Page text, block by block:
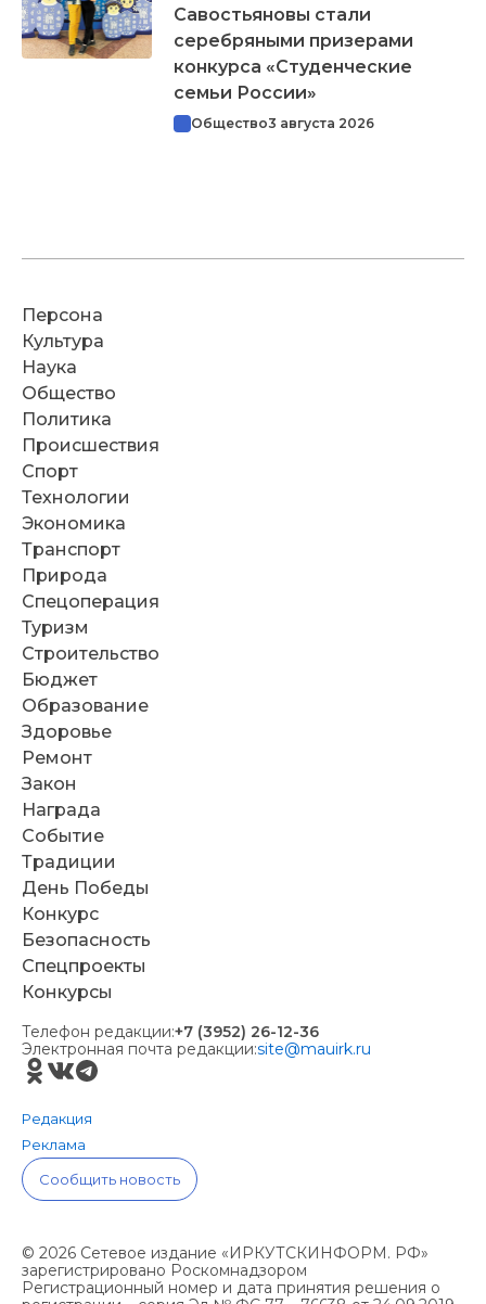
Савостьяновы стали
серебряными призерами
конкурса «Студенческие
семьи России»
Общество3 августа 2026
Персона
Культура
Наука
Общество
Политика
Происшествия
Спорт
Технологии
Экономика
Транспорт
Природа
Спецоперация
Туризм
Строительство
Бюджет
Образование
Здоровье
Ремонт
Закон
Награда
Событие
Традиции
День Победы
Конкурс
Безопасность
Спецпроекты
Конкурсы
Телефон редакции:+7 (3952) 26-12-36
Электронная почта редакции:site@mauirk.ru
Редакция
Реклама
Сообщить новость
© 2026 Сетевое издание «ИРКУТСКИНФОРМ. РФ»
зарегистрировано Роскомнадзором
Регистрационный номер и дата принятия решения о